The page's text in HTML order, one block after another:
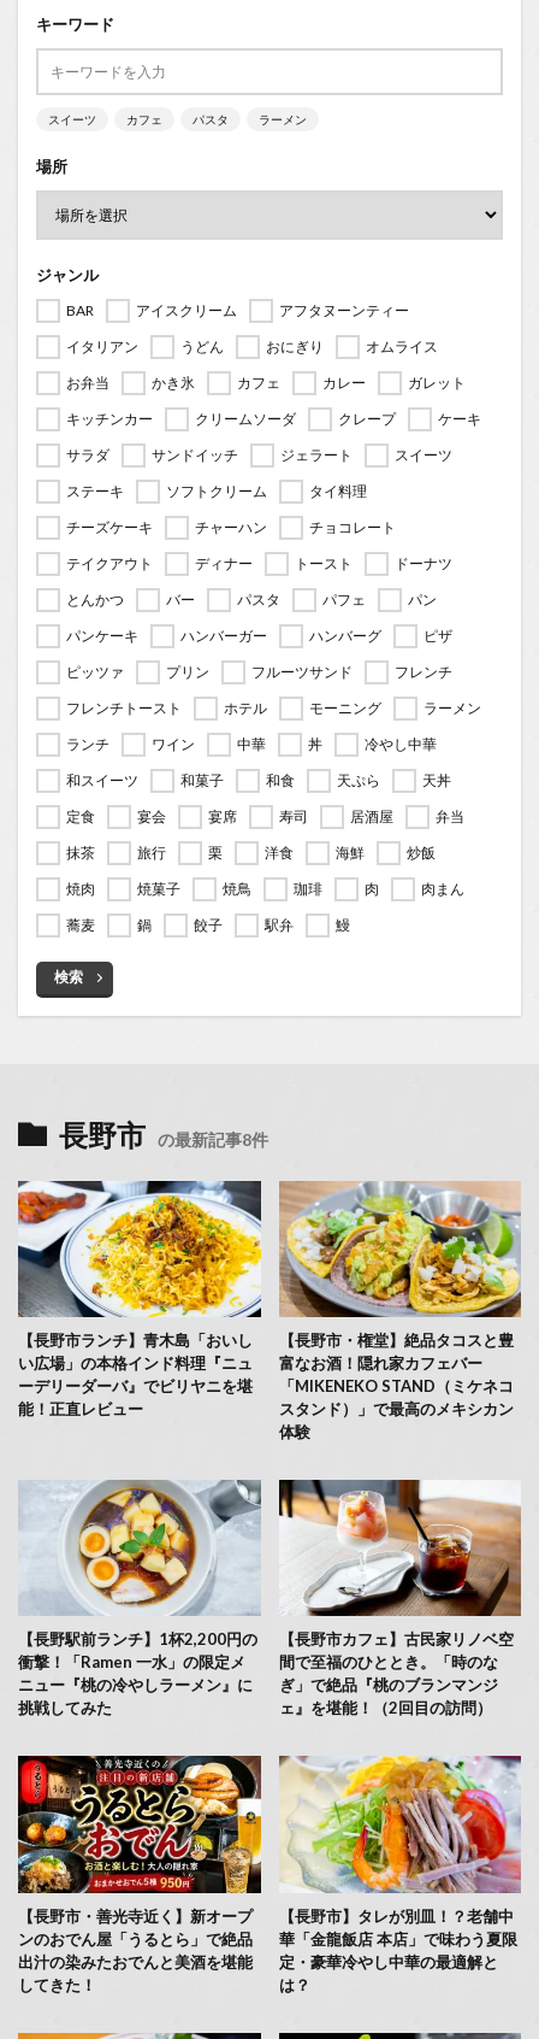
キーワード
スイーツ カフェ パスタ ラーメン
場所
ジャンル
BAR アイスクリーム
アフタヌーンティー
イタリアン
うどん おにぎり
オムライス
お弁当
かき氷 カフェ カレー
ガレット
キッチンカー
クリームソーダ クレープ
ケーキ
サラダ
サンドイッチ ジェラート
スイーツ
ステーキ
ソフトクリーム
タイ料理
チーズケーキ
チャーハン
チョコレート
テイクアウト
ディナー トースト
ドーナツ
とんかつ
バー パスタ パフェ
パン
パンケーキ
ハンバーガー ハンバーグ
ピザ
ピッツァ
プリン フルーツサンド
フレンチ
フレンチトースト
ホテル モーニング
ラーメン
ランチ
ワイン 中華 丼
冷やし中華
和スイーツ
和菓子 和食 天ぷら
天丼
定食
宴会 宴席 寿司 居酒屋
弁当
抹茶
旅行 栗 洋食 海鮮
炒飯
焼肉
焼菓子 焼鳥 珈琲 肉
肉まん
蕎麦
鍋 餃子 駅弁 鰻
検索
長野市 の最新記事8件
【長野市ランチ】青木島「おいし
い広場」の本格インド料理『ニュ
ーデリーダーバ』でビリヤニを堪
能！正直レビュー
【長野市・権堂】絶品タコスと豊
富なお酒！隠れ家カフェバー
「MIKENEKO STAND（ミケネコ
スタンド）」で最高のメキシカン
体験
【長野駅前ランチ】1杯2,200円の
衝撃！「Ramen 一水」の限定メ
ニュー『桃の冷やしラーメン』に
挑戦してみた
【長野市カフェ】古民家リノベ空
間で至福のひととき。「時のな
ぎ」で絶品『桃のブランマンジ
ェ』を堪能！（2回目の訪問）
【長野市・善光寺近く】新オープ
ンのおでん屋「うるとら」で絶品
出汁の染みたおでんと美酒を堪能
してきた！
【長野市】タレが別皿！？老舗中
華「金龍飯店 本店」で味わう夏限
定・豪華冷やし中華の最適解と
は？